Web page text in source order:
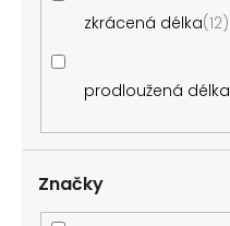
Značky
zkrácená délka 12
prodloužená délka